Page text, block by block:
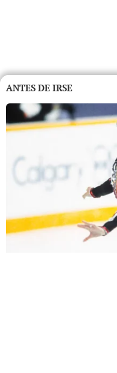
ANTES DE IRSE